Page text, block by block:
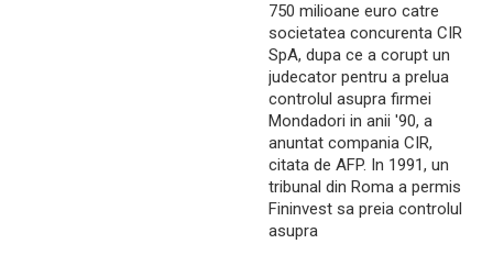
750 milioane euro catre
societatea concurenta CIR
SpA, dupa ce a corupt un
judecator pentru a prelua
controlul asupra firmei
Mondadori in anii '90, a
anuntat compania CIR,
citata de AFP. In 1991, un
tribunal din Roma a permis
Fininvest sa preia controlul
asupra